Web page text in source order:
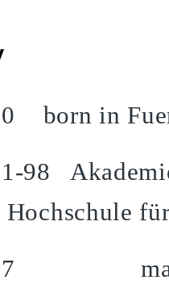
born in
98
Hochschule